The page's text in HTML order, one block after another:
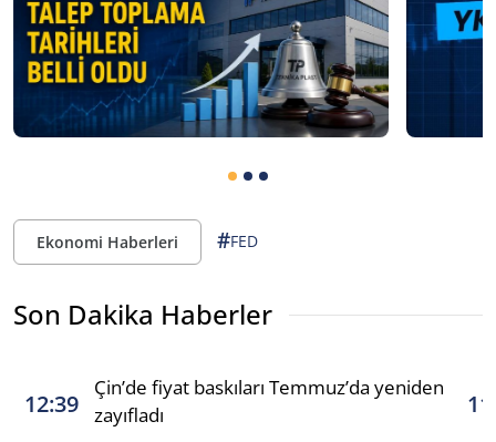
Ekonomi Haberleri #FED
Son Dakika Haberler
12:39
Çin’de fiyat baskıları Temmuz’da yeniden
zayıfladı